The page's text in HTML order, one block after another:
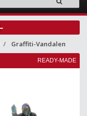
Graffiti-Vandalen
READY-MADE